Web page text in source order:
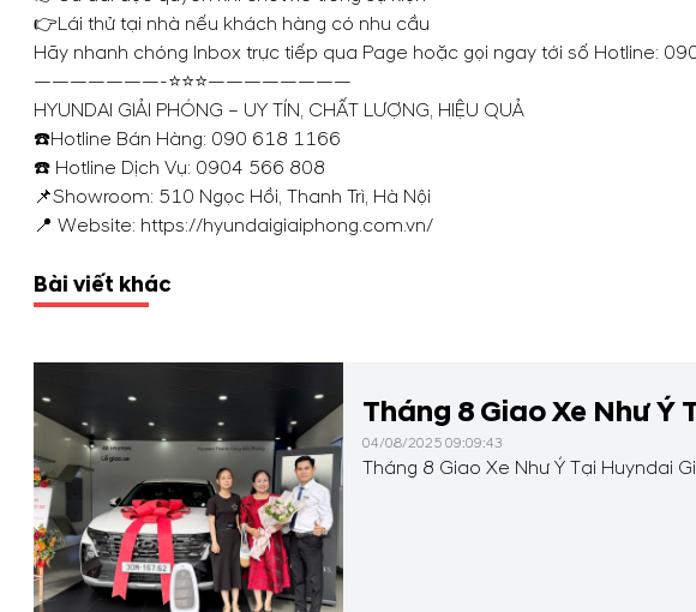
👉Lái thử tại nhà nếu khách hàng có nhu cầu
Hãy nhanh chóng Inbox trực tiếp qua Page hoặc gọi ngay tới số Hotline:
———————-⭐⭐⭐————————
HYUNDAI GIẢI PHÓNG – UY TÍN, CHẤT LƯỢNG, HIỆU QUẢ
☎️Hotline Bán Hàng: 090 618 1166
☎️ Hotline Dịch Vụ: 0904 566 808
📌Showroom: 510 Ngọc Hồi, Thanh Trì, Hà Nội
📍 Website: https://hyundaigiaiphong.com.vn/
Bài viết khác
Tháng 8 Giao Xe Như Ý
04/08/2025 09:09:43
Tháng 8 Giao Xe Như Ý Tại Huyndai